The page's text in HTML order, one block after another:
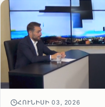
ՀՈՒՆԻՍԻ 03, 2026